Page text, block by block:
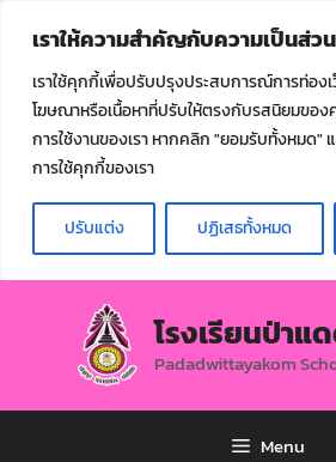
เราให้ความสำคัญกับความเป็นส่
เราใช้คุกกี้เพื่อปรับปรุงประสบการณ์การท่อง
โฆษณาหรือเนื้อหาที่ปรับให้ตรงกับรสนิยมขอ
การใช้งานของเรา หากคลิก "ยอมรับทั้งหมด
การใช้คุกกี้ของเรา
ปรับแต่ง ปฏิเสธทั้งหมด
โรงเรียนป่าแ
Padadwittayakom
Menu